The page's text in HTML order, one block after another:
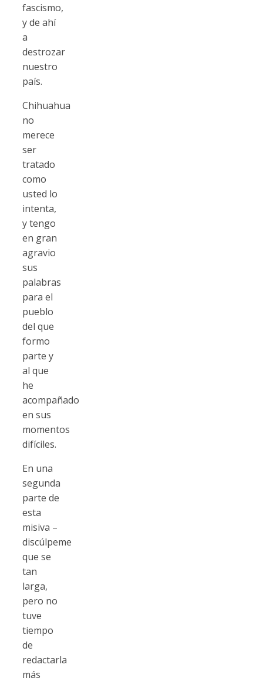
fascismo,
y de ahí
a
destrozar
nuestro
país.
Chihuahua
no
merece
ser
tratado
como
usted lo
intenta,
y tengo
en gran
agravio
sus
palabras
para el
pueblo
del que
formo
parte y
al que
he
acompañado
en sus
momentos
difíciles.
En una
segunda
parte de
esta
misiva –
discúlpeme
que se
tan
larga,
pero no
tuve
tiempo
de
redactarla
más